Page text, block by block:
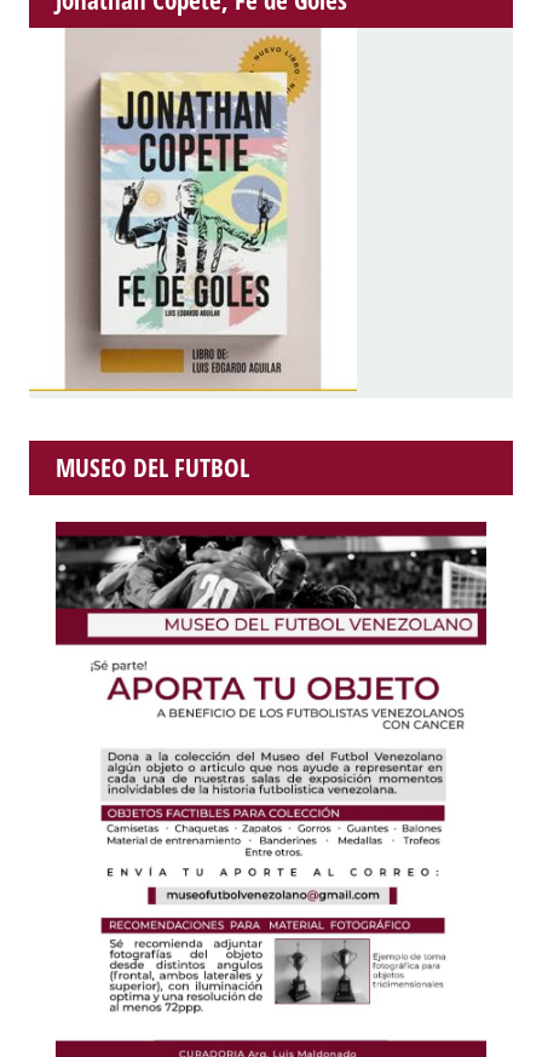
MUSEO DEL FUTBOL